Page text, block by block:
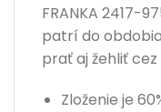
FRANKA 2417-
patrí do
prať aj žehliť cez
Zloženie je